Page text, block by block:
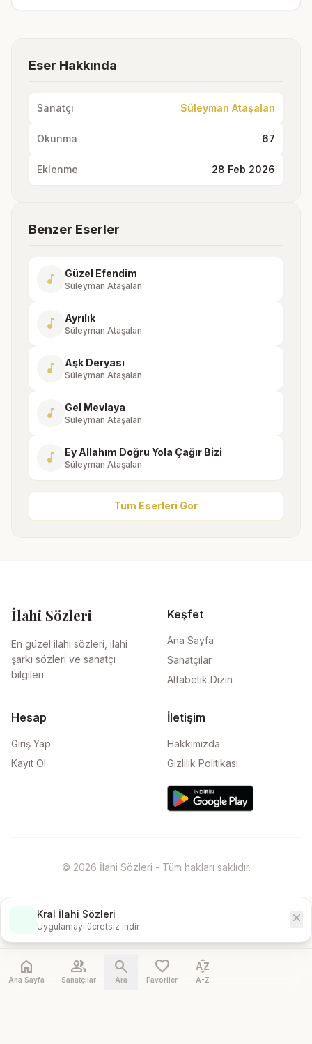
Eser Hakkında
Sanatçı Süleyman Ataşalan
Okunma 67
Eklenme 28 Feb 2026
Benzer Eserler
music_note Güzel Efendim
Süleyman Ataşalan
music_note Ayrılık
Süleyman Ataşalan
music_note Aşk Deryası
Süleyman Ataşalan
music_note Gel Mevlaya
Süleyman Ataşalan
music_note Ey Allahım Doğru Yola Çağır Bizi
Süleyman Ataşalan
Tüm Eserleri Gör
İlahi Sözleri
En güzel ilahi sözleri, ilahi
şarkı sözleri ve sanatçı
bilgileri
Keşfet
Ana Sayfa
Sanatçılar
Alfabetik Dizin
Hesap
Giriş Yap
Kayıt Ol
İletişim
Hakkımızda
Gizlilik Politikası
© 2026 İlahi Sözleri - Tüm hakları saklıdır.
Kral İlahi Sözleri
Uygulamayı ücretsiz indir
close
home
Ana Sayfa
people
Sanatçılar
search
Ara
favorite
Favoriler
sort_by_alpha
A-Z